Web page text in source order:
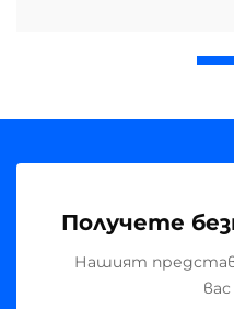
Получете
Нашият